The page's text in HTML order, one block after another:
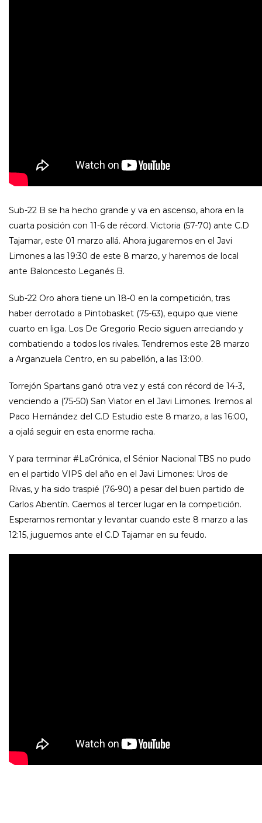
Sub-22 B se ha hecho grande y va en ascenso, ahora en la
cuarta posición con 11-6 de récord. Victoria (57-70) ante C.D
Tajamar, este 01 marzo allá. Ahora jugaremos en el Javi
Limones a las 19:30 de este 8 marzo, y haremos de local
ante Baloncesto Leganés B.
Sub-22 Oro ahora tiene un 18-0 en la competición, tras
haber derrotado a Pintobasket (75-63), equipo que viene
cuarto en liga. Los De Gregorio Recio siguen arreciando y
combatiendo a todos los rivales. Tendremos este 28 marzo
a Arganzuela Centro, en su pabellón, a las 13:00.
Torrejón Spartans ganó otra vez y está con récord de 14-3,
venciendo a (75-50) San Viator en el Javi Limones. Iremos al
Paco Hernández del C.D Estudio este 8 marzo, a las 16:00,
a ojalá seguir en esta enorme racha.
Y para terminar #LaCrónica, el Sénior Nacional TBS no pudo
en el partido VIPS del año en el Javi Limones: Uros de
Rivas, y ha sido traspié (76-90) a pesar del buen partido de
Carlos Abentín. Caemos al tercer lugar en la competición.
Esperamos remontar y levantar cuando este 8 marzo a las
12:15, juguemos ante el C.D Tajamar en su feudo.